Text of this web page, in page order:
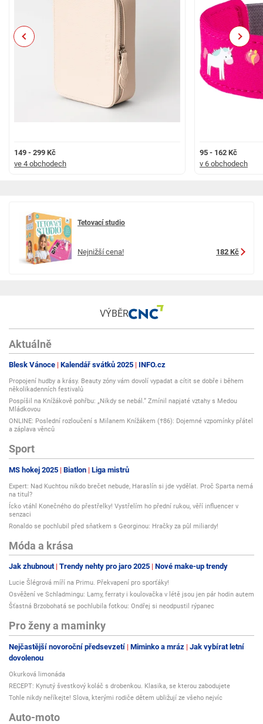
149 - 299 Kč
ve 4 obchodech
95 - 162 Kč
v 6 obchodech
Previous Next
Tetovací studio
Nejnižší cena! 182 Kč
VÝBĚR
Aktuálně
Blesk Vánoce Kalendář svátků 2025 INFO.cz
Propojení hudby a krásy. Beauty zóny vám dovolí vypadat a cítit se dobře i během
několikadenních festivalů
Pospíšil na Knížákově pohřbu: „Nikdy se nebál.“ Zmínil napjaté vztahy s Medou
Mládkovou
ONLINE: Poslední rozloučení s Milanem Knížákem (†86): Dojemné vzpomínky přátel
a záplava věnců
Sport
MS hokej 2025 Biatlon Liga mistrů
Expert: Nad Kuchtou nikdo brečet nebude, Haraslín si jde vydělat. Proč Sparta nemá
na titul?
Ícko vtáhl Konečného do přestřelky! Vystřelím ho přední rukou, věří influencer v
senzaci
Ronaldo se pochlubil před sňatkem s Georginou: Hračky za půl miliardy!
Móda a krása
Jak zhubnout Trendy nehty pro jaro 2025 Nové make-up trendy
Lucie Šlégrová míří na Primu. Překvapení pro sporťáky!
Osvěžení ve Schladmingu: Lamy, ferraty i koulovačka v létě jsou jen pár hodin autem
Šťastná Brzobohatá se pochlubila fotkou: Ondřej si neodpustil rýpanec
Pro ženy a maminky
Nejčastější novoroční předsevzetí Miminko a mráz
Jak vybírat letní
dovolenou
Okurková limonáda
RECEPT: Kynutý švestkový koláč s drobenkou. Klasika, se kterou zabodujete
Tohle nikdy neříkejte! Slova, kterými rodiče dětem ubližují ze všeho nejvíc
Auto-moto